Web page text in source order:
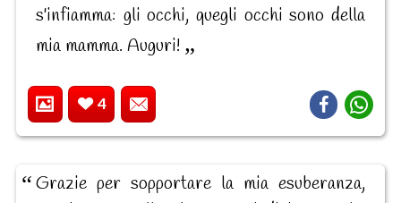
s'infiamma: gli occhi, quegli occhi sono della
mia mamma. Auguri!
4
Grazie per sopportare la mia esuberanza,